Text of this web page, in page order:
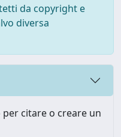
da copyright e
diversa
citare o creare un